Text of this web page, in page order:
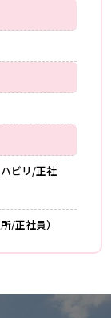
ビリ/正社
/正社員）